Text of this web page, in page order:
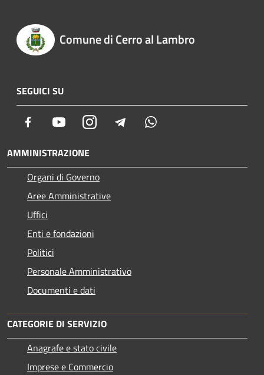
Comune di Cerro al Lambro
SEGUICI SU
Facebook YoutubeInstagram Telegram
AMMINISTRAZIONE
Organi di Governo
Aree Amministrative
Uffici
Enti e fondazioni
Politici
Personale Amministrativo
Documenti e dati
CATEGORIE DI SERVIZIO
Anagrafe e stato civile
Imprese e Commercio